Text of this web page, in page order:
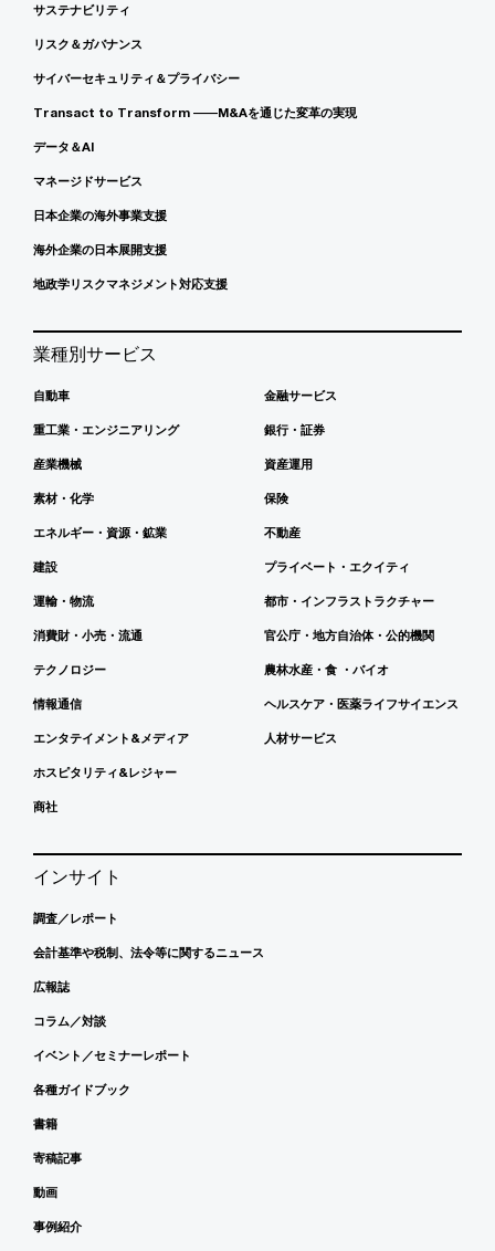
サステナビリティ
リスク＆ガバナンス
サイバーセキュリティ＆プライバシー
Transact to Transform ――M&Aを通じた変革の実現
データ＆AI
マネージドサービス
日本企業の海外事業支援
海外企業の日本展開支援
地政学リスクマネジメント対応支援
業種別サービス
自動車
重工業・エンジニアリング
産業機械
素材・化学
エネルギー・資源・鉱業
建設
運輸・物流
消費財・小売・流通
テクノロジー
情報通信
エンタテイメント&メディア
ホスピタリティ&レジャー
商社
金融サービス
銀行・証券
資産運用
保険
不動産
プライベート・エクイティ
都市・インフラストラクチャー
官公庁・地方自治体・公的機関
農林水産・食 ・バイオ
ヘルスケア・医薬ライフサイエンス
人材サービス
インサイト
調査／レポート
会計基準や税制、法令等に関するニュース
広報誌
コラム／対談
イベント／セミナーレポート
各種ガイドブック
書籍
寄稿記事
動画
事例紹介